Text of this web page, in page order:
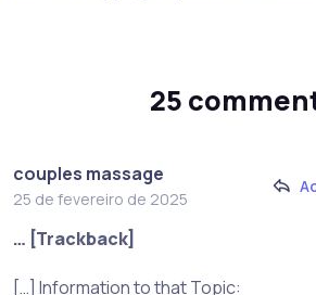
25
couples massage
25 de fevereiro de 2025
… [Trackback]
[…] Information to that Topic: